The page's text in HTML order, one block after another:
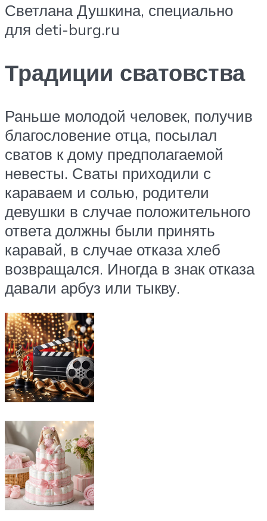
Светлана Душкина, специально
для deti-burg.ru
Традиции сватовства
Раньше молодой человек, получив
благословение отца, посылал
сватов к дому предполагаемой
невесты. Сваты приходили с
караваем и солью, родители
девушки в случае положительного
ответа должны были принять
каравай, в случае отказа хлеб
возвращался. Иногда в знак отказа
давали арбуз или тыкву.